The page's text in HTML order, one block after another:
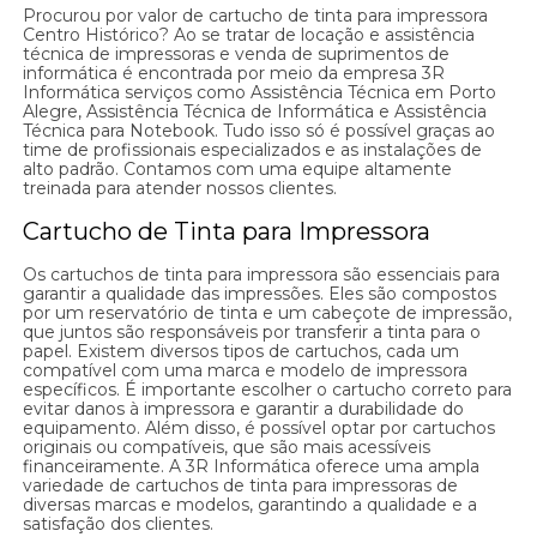
Procurou por valor de cartucho de tinta para impressora
Centro Histórico? Ao se tratar de locação e assistência
técnica de impressoras e venda de suprimentos de
informática é encontrada por meio da empresa 3R
Informática serviços como Assistência Técnica em Porto
Alegre, Assistência Técnica de Informática e Assistência
Técnica para Notebook. Tudo isso só é possível graças ao
time de profissionais especializados e as instalações de
alto padrão. Contamos com uma equipe altamente
treinada para atender nossos clientes.
Cartucho de Tinta para Impressora
Os cartuchos de tinta para impressora são essenciais para
garantir a qualidade das impressões. Eles são compostos
por um reservatório de tinta e um cabeçote de impressão,
que juntos são responsáveis por transferir a tinta para o
papel. Existem diversos tipos de cartuchos, cada um
compatível com uma marca e modelo de impressora
específicos. É importante escolher o cartucho correto para
evitar danos à impressora e garantir a durabilidade do
equipamento. Além disso, é possível optar por cartuchos
originais ou compatíveis, que são mais acessíveis
financeiramente. A 3R Informática oferece uma ampla
variedade de cartuchos de tinta para impressoras de
diversas marcas e modelos, garantindo a qualidade e a
satisfação dos clientes.